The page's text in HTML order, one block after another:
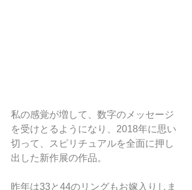
私の感覚が増して、数字のメッセージ
を受けとるようになり、2018年に思い
切って、スピリチュアルを全面に押し
出した新作展の作品。
昨年は33と44のリングもお嫁入りしま